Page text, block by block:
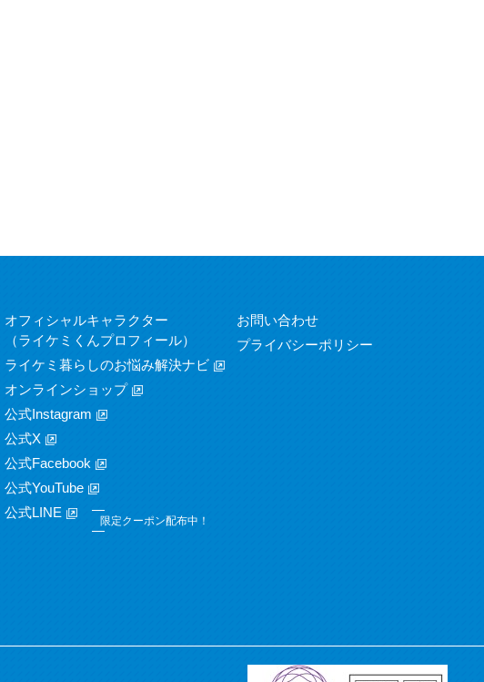
オフィシャルキャラクター
（ライケミくんプロフィール）
ライケミ暮らしのお悩み解決ナビ
オンラインショップ
公式Instagram
公式X
公式Facebook
公式YouTube
公式LINE
限定クーポン配布中！
お問い合わせ
プライバシーポリシー